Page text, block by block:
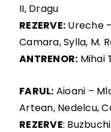
II, Dragu
REZERVE: Ureche
Camara, Sylla, M.
ANTRENOR: Mihai
FARUL: Aioani –
Artean, Nedelcu,
REZERVE: